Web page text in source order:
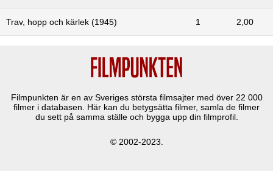
Trav, hopp och kärlek (1945) 1 2,00
Filmpunkten är en av Sveriges största filmsajter med över 22 000
filmer i databasen. Här kan du betygsätta filmer, samla de filmer
du sett på samma ställe och bygga upp din filmprofil.
© 2002-2023.